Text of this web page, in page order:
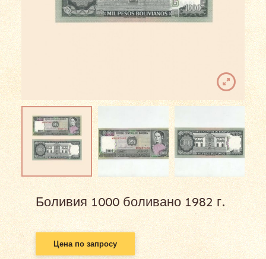
Боливия 1000 боливано 1982 г.
Цена по запросу